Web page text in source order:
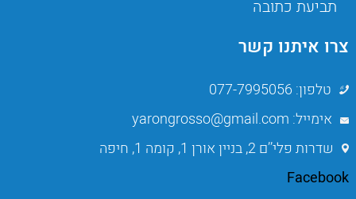
תביעת כתובה
צרו איתנו קשר
טלפון: 077-7995056
אימייל: yarongrosso@gmail.com
שדרות פלי’’ם 2, בניין אורן 1, קומה 1, חיפה
Facebook